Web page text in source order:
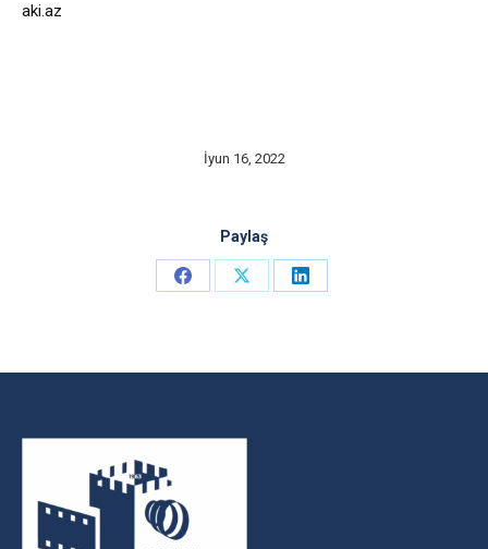
aki.az
İyun 16, 2022
Paylaş
Share
Share
Share